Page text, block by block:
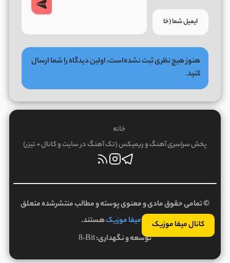
کانال میفا موزیک
هنوز هیچ نظری ثبت نشده‌است، اولین دیدگاه را شما ارسال
کنید.
خانه
پخش سراسری آهنگ و ریمیکس (تک آهنگ در سایت و کانال + تیزر)
© تمامی حقوق مادی و معنوی پوسته و مطالب منتشرشده متعلق
بهمیفا موزیکهستند.
توسعه و نگهداری:8-Bit